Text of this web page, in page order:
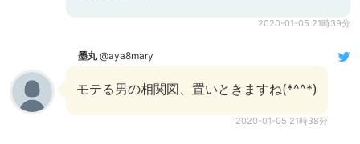
2020-01-05 21時39分
墨丸@aya8mary
モテる男の相関図、置いときますね(*^^*)
2020-01-05 21時38分